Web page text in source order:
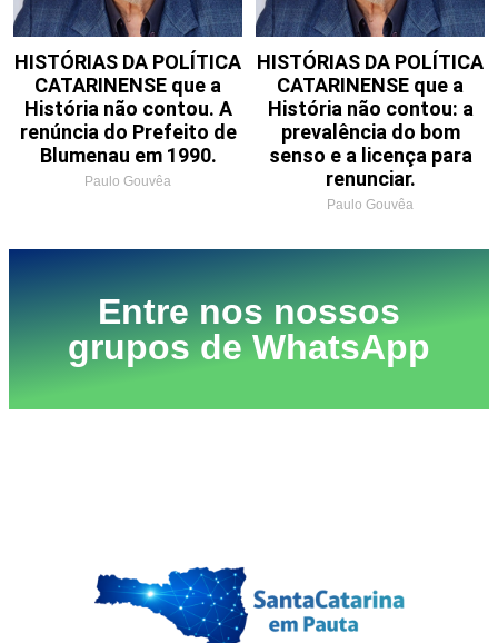
HISTÓRIAS DA POLÍTICA
CATARINENSE que a
História não contou. A
renúncia do Prefeito de
Blumenau em 1990.
Paulo Gouvêa
HISTÓRIAS DA POLÍTICA
CATARINENSE que a
História não contou: a
prevalência do bom
senso e a licença para
renunciar.
Paulo Gouvêa
Entre nos nossos
grupos de WhatsApp